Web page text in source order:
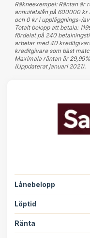
Räkneexempel: Räntan är
annuitetslån på 600000 kr
och 0 kr i uppläggnings-/
Totalt belopp att betala:
fördelat på 240
arbetar med 40
kreditgivare som bäst
Maximala räntan är
(Uppdaterat januari 2021).
Lånebelopp
Löptid
Ränta